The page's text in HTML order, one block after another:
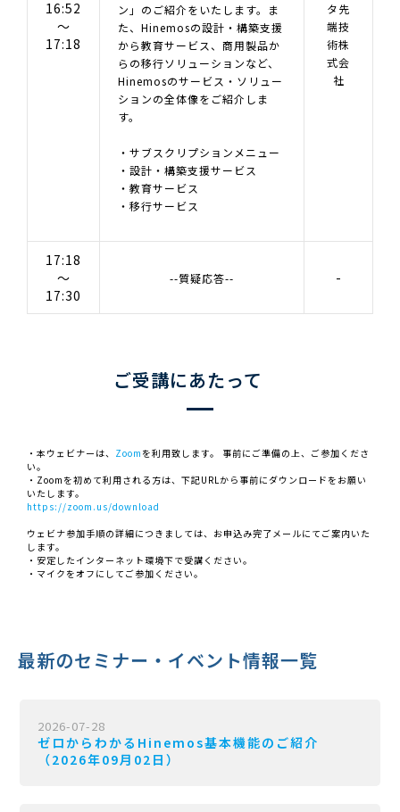
16:52
～
17:18
タ先
端技
術株
式会
社
ン」のご紹介をいたします。ま
た、Hinemosの設計・構築支援
から教育サービス、商用製品か
らの移行ソリューションなど、
Hinemosのサービス・ソリュー
ションの全体像をご紹介しま
す。
・サブスクリプションメニュー
・設計・構築支援サービス
・教育サービス
・移行サービス
17:18
～
17:30
--質疑応答-- -
ご受講にあたって
・本ウェビナーは、 Zoom を利用致します。 事前にご準備の上、ご参加くださ
い。
・Zoomを初めて利用される方は、下記URLから事前にダウンロードをお願い
いたします。
https://zoom.us/download
ウェビナ参加手順の詳細につきましては、お申込み完了メールにてご案内いた
します。
・安定したインターネット環境下で受講ください。
・マイクをオフにしてご参加ください。
最新のセミナー・イベント情報一覧
2026-07-28
ゼロからわかるHinemos基本機能のご紹介
（2026年09月02日）